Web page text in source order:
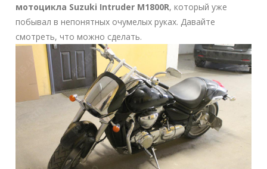
мотоцикла Suzuki Intruder M1800R, который уже
побывал в непонятных очумелых руках. Давайте
смотреть, что можно сделать.